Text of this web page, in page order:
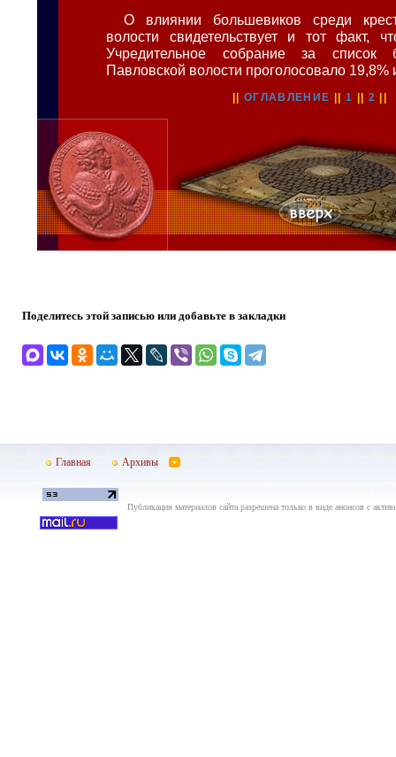
О влиянии большевиков среди
волости свидетельствует и тот факт,
Учредительное собрание за список
Павловской волости проголосовало 19,8%
||ОГЛАВЛЕНИЕ || 1 || 2 ||
Поделитесь этой записью или добавьте в закладки
Главная Архивы
Публикация материалов сайта разрешена только в виде анонсов с